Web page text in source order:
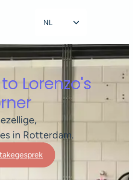
NL
Lorenzo's
in Rotterdam.